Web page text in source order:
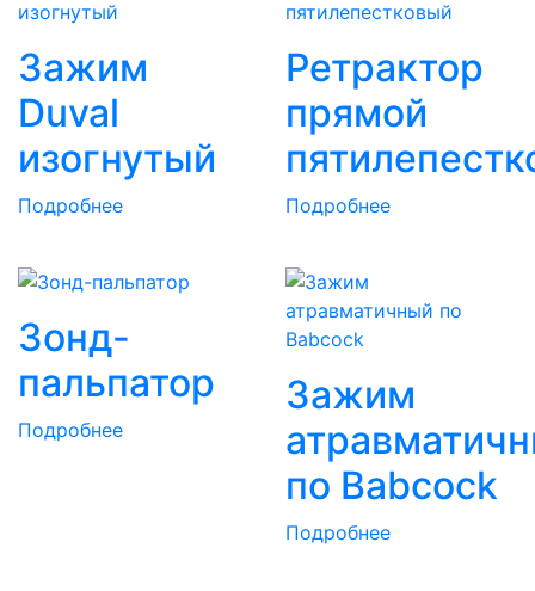
Зажим
Duval
изогнутый
Подробнее
Ретрактор
прямой
Подробнее
Зонд-
пальпатор
Подробнее
Зажим
по Вabcock
Подробнее